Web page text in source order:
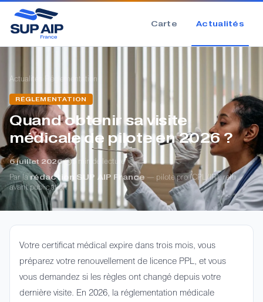
Carte Actualités
Actualités Réglementation
RÉGLEMENTATION
Quand obtenir sa visite
médicale de pilote en 2026 ?
6 juillet 2026·
5 min de lecture
Par la rédaction SUP AIP France — pilote pro (CPL/IR), relu
avant publication
Votre certificat médical expire dans trois mois, vous
préparez votre renouvellement de licence PPL, et vous
vous demandez si les règles ont changé depuis votre
dernière visite. En 2026, la réglementation médicale